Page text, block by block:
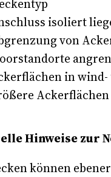
isoliert
von
in wind-
Hinweise zur
können